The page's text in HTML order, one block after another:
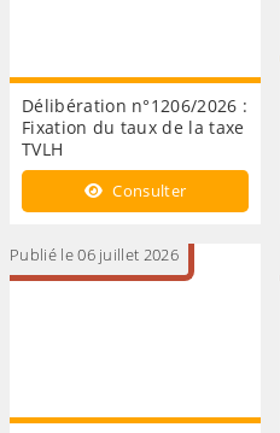
Délibération n°1206/2026 :
Fixation du taux de la taxe
TVLH
Consulter
Publié le 06 juillet 2026